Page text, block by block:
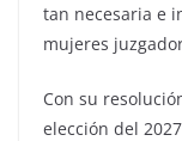
tan necesaria e
mujeres
Con su
elección del